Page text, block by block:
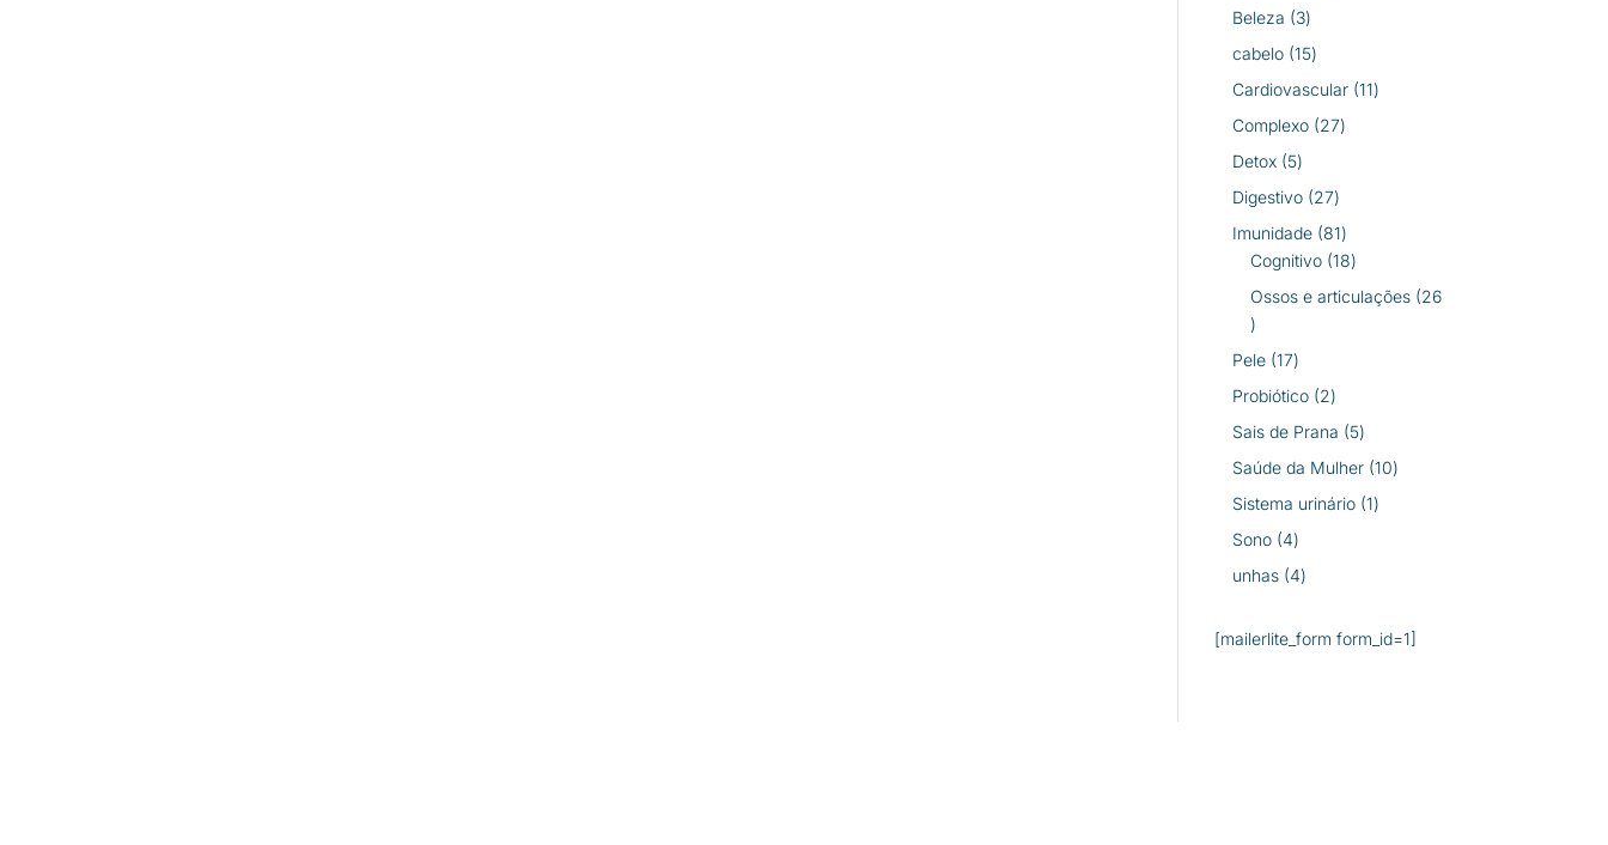
Beleza 33
produtos
cabelo 1515
produtos
Cardiovascular 1111
Complexo 2727
Detox 55
produtos
Digestivo 2727
produtos
Imunidade 8181
produtos
Cognitivo 1818
produtos
Ossos e articulações 26
26
produtos
Pele 1717
produtos
Probiótico 22
produtos
Sais de Prana 55
produtos
Saúde da Mulher 1010
Sistema urinário 11
Sono 44
produtos
unhas 44
[mailerlite_form form_id=1]